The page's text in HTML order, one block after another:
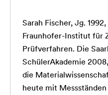
Sarah Fischer, Jg.
Fraunhofer-Institut für
Prüfverfahren. Die
SchülerAkademie
die
heute mit